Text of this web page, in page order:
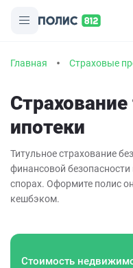
Главная Страховые
Страхование
ипотеки
Титульное страхование
финансовой
спорах. Оформите полис
кешбэком.
Стоимость